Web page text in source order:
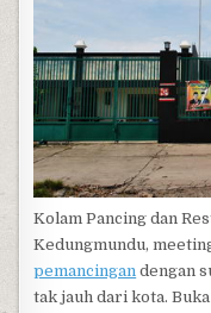
Kolam Pancing dan
Kedungmundu,
pemancingan dengan
tak jauh dari kota.